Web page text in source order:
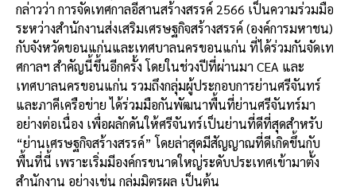
กล่าวว่า การจัดเทศกาลอีสานสร้างสรรค์ 2566 เป็นความร่วมมือ
ระหว่างสำนักงานส่งเสริมเศรษฐกิจสร้างสรรค์ (องค์การมหาชน)
กับจังหวัดขอนแก่นและเทศบาลนครขอนแก่น ที่ได้ร่วมกันจัดเท
ศกาลฯ สำคัญนี้ขึ้นอีกครั้ง โดยในช่วงปีที่ผ่านมา CEA และ
เทศบาลนครขอนแก่น รวมถึงกลุ่มผู้ประกอบการย่านศรีจันทร์
และภาคีเครือข่าย ได้ร่วมมือกันพัฒนาพื้นที่ย่านศรีจันทร์มา
อย่างต่อเนื่อง เพื่อผลักดันให้ศรีจันทร์เป็นย่านที่ดีที่สุดสำหรับ
“ย่านเศรษฐกิจสร้างสรรค์” โดยล่าสุดมีสัญญาณที่ดีเกิดขึ้นกับ
พื้นที่นี้ เพราะเริ่มมีองค์กรขนาดใหญ่ระดับประเทศเข้ามาตั้ง
สำนักงาน อย่างเช่น กลุ่มมิตรผล เป็นต้น